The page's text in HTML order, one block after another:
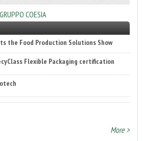
GRUPPO COESIA
Flexible Packaging certification
Awards 2026 di FTA Europe
More >